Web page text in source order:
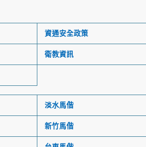
資通安全政策
衛教資訊
淡水馬偕
新竹馬偕